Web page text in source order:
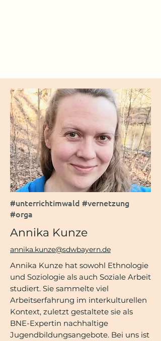
#unterrichtimwald #vernetzung
#orga
Annika Kunze
annika.kunze@sdwbayern.de
Annika Kunze hat sowohl Ethnologie
und Soziologie als auch Soziale Arbeit
studiert. Sie sammelte viel
Arbeitserfahrung im interkulturellen
Kontext, zuletzt gestaltete sie als
BNE-Expertin nachhaltige
Jugendbildungsangebote. Bei uns ist